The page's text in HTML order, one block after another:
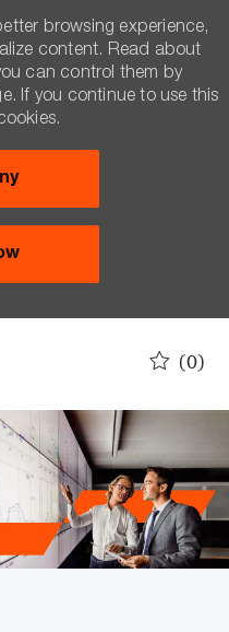
(0)
browsing experience,
content. Read about
can control them by
If you continue to use this